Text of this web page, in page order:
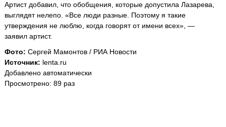
Артист добавил, что обобщения, которые допустила Лазарева,
выглядят нелепо. «Все люди разные. Поэтому я такие
утверждения не люблю, когда говорят от имени всех», —
заявил артист.
Фото: Сергей Мамонтов / РИА Новости
Источник: lenta.ru
Добавлено автоматически
Просмотрено: 89 раз